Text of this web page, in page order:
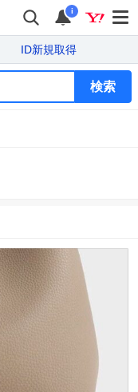
i
ID新規取得
検索